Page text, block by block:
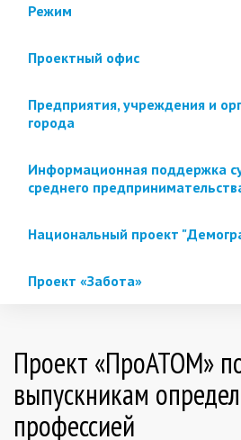
Режим
Проектный офис
Предприятия, учреждения и
города
Информационная поддержка
среднего
Национальный проект
Проект «Забота»
Проект «ПроАТОМ»
выпускникам
профессией